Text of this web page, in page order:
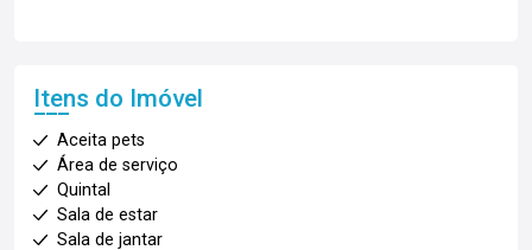
Itens do Imóvel
Aceita pets
Área de serviço
Quintal
Sala de estar
Sala de jantar